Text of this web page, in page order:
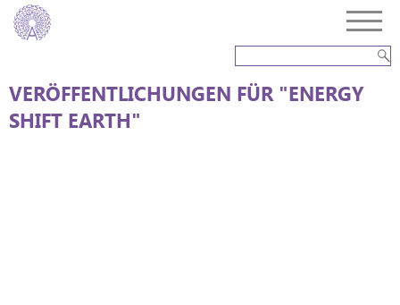
VERÖFFENTLICHUNGEN FÜR "ENERGY
SHIFT EARTH"